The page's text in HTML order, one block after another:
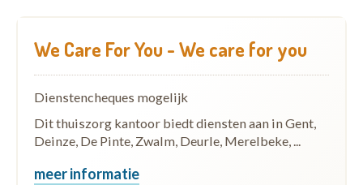
We Care For You - We care for you
Dienstencheques mogelijk
Dit thuiszorg kantoor biedt diensten aan in Gent,
Deinze, De Pinte, Zwalm, Deurle, Merelbeke, ...
meer informatie